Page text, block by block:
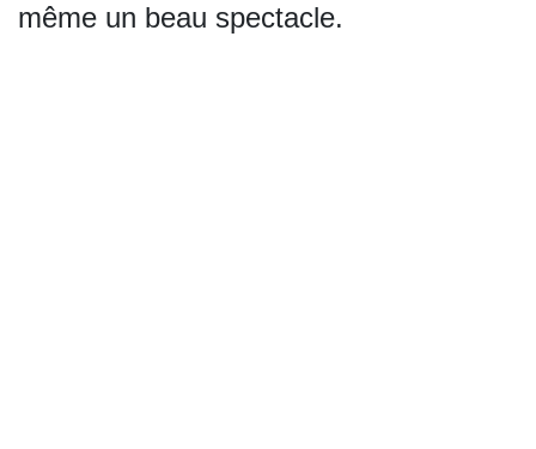
même un beau spectacle.